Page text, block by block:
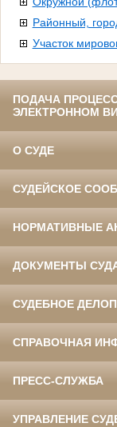
Районный,
Участок
ПОДАЧА
ЭЛЕКТРОННОМ
О СУДЕ
СУДЕЙСКОЕ
НОРМАТИВНЫЕ
ДОКУМЕНТЫ
СУДЕБНОЕ
СПРАВОЧНАЯ
ПРЕСС-СЛУЖБА
УПРАВЛЕНИЕ